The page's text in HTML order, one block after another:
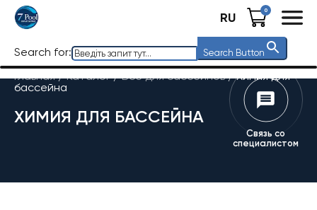
RU 0
Search for: Search Button
Главная / Каталог/Все для бассейнов/Химия для
бассейна
ХИМИЯ ДЛЯ БАССЕЙНА
Связь со
специалистом